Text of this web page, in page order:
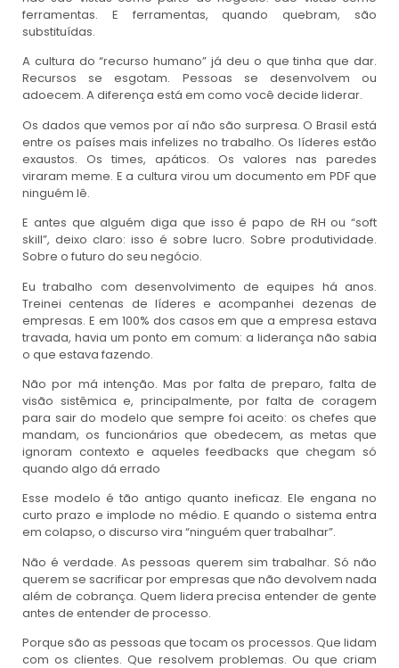
ferramentas. E ferramentas, quando quebram, são
substituídas.
A cultura do “recurso humano” já deu o que tinha que dar.
Recursos se esgotam. Pessoas se desenvolvem ou
adoecem. A diferença está em como você decide liderar.
Os dados que vemos por aí não são surpresa. O Brasil está
entre os países mais infelizes no trabalho. Os líderes estão
exaustos. Os times, apáticos. Os valores nas paredes
viraram meme. E a cultura virou um documento em PDF que
ninguém lê.
E antes que alguém diga que isso é papo de RH ou “soft
skill”, deixo claro: isso é sobre lucro. Sobre produtividade.
Sobre o futuro do seu negócio.
Eu trabalho com desenvolvimento de equipes há anos.
Treinei centenas de líderes e acompanhei dezenas de
empresas. E em 100% dos casos em que a empresa estava
travada, havia um ponto em comum: a liderança não sabia
o que estava fazendo.
Não por má intenção. Mas por falta de preparo, falta de
visão sistêmica e, principalmente, por falta de coragem
para sair do modelo que sempre foi aceito: os chefes que
mandam, os funcionários que obedecem, as metas que
ignoram contexto e aqueles feedbacks que chegam só
quando algo dá errado
Esse modelo é tão antigo quanto ineficaz. Ele engana no
curto prazo e implode no médio. E quando o sistema entra
em colapso, o discurso vira “ninguém quer trabalhar”.
Não é verdade. As pessoas querem sim trabalhar. Só não
querem se sacrificar por empresas que não devolvem nada
além de cobrança. Quem lidera precisa entender de gente
antes de entender de processo.
Porque são as pessoas que tocam os processos. Que lidam
com os clientes. Que resolvem problemas. Ou que criam